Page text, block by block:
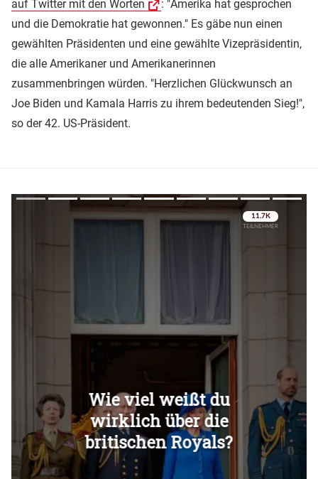
auf Twitter mit den Worten
: "Amerika hat gesprochen
und die Demokratie hat gewonnen." Es gäbe nun einen
gewählten Präsidenten und eine gewählte Vizepräsidentin,
die alle Amerikaner und Amerikanerinnen
zusammenbringen würden. "Herzlichen Glückwunsch an
Joe Biden und Kamala Harris zu ihrem bedeutenden Sieg!",
so der 42. US-Präsident.
Überspringen